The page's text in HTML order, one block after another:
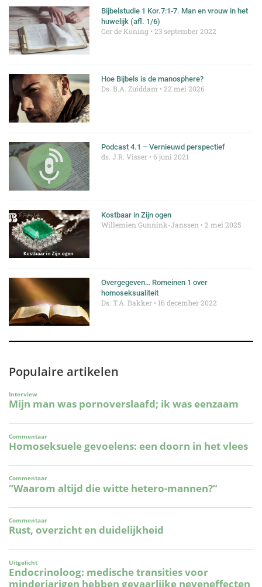
Bijbelstudie 1 Kor.7:1-7. Man en vrouw in het
huwelijk (afl. 1/6)
Ger de Koning 23 september 2022
Hoe Bijbels is de manosphere?
Ds. B.A. Zuiddam 22 mei 2026
Podcast 4.1 – Vernieuwd perspectief
ds. J.R. Visser 6 juni 2021
Kostbaar in Zijn ogen
Willemien Gunnink-Janssen 2 mei 2025
Overgegeven… Romeinen 1 over
homoseksualiteit
Ds. T.A. Bakker 16 december 2022
Populaire artikelen